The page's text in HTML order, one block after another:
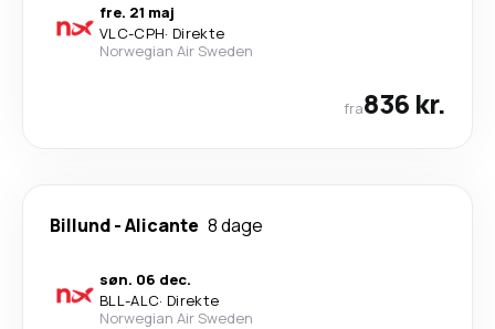
fre. 21 maj
VLC-CPH· Direkte
Norwegian Air Sweden
fra836 kr.
Billund-Alicante 8 dage
søn. 06 dec.
BLL-ALC· Direkte
Norwegian Air Sweden